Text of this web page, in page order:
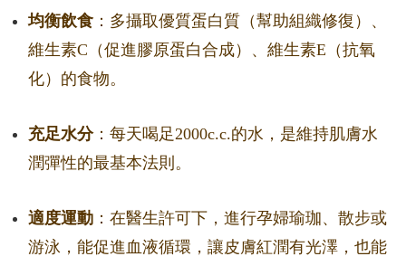
均衡飲食 ：多攝取優質蛋白質（幫助組織修復）、
維生素C（促進膠原蛋白合成）、維生素E（抗氧
化）的食物。
充足水分：每天喝足2000c.c.的水，是維持肌膚水
潤彈性的最基本法則。
適度運動 ：在醫生許可下，進行孕婦瑜珈、散步或
游泳，能促進血液循環，讓皮膚紅潤有光澤，也能